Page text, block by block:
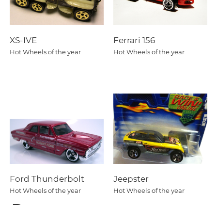
XS-IVE
Hot Wheels of the year
Ferrari 156
Hot Wheels of the year
Ford Thunderbolt
Hot Wheels of the year
Jeepster
Hot Wheels of the year